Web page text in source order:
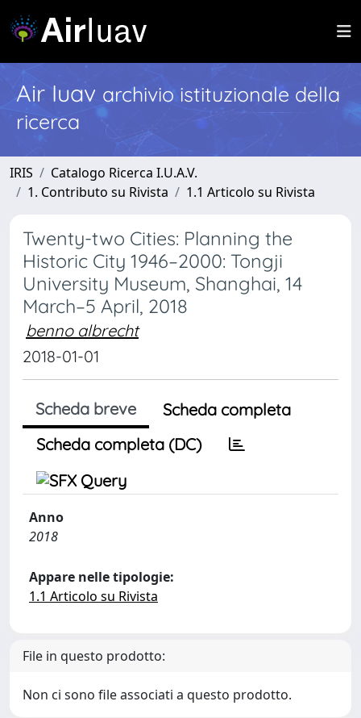
Air Iuav archivio istituzionale della
ricerca
IRIS
Catalogo Ricerca I.U.A.V.
1. Contributo su Rivista
1.1 Articolo su Rivista
Twenty-two Cities: Planning the
Historic City 1946–2000: Tongji
University Museum, Shanghai, 14
March–5 April, 2018
benno albrecht
2018-01-01
Scheda breve
Scheda completa
Scheda completa (DC)
Anno
2018
Appare nelle tipologie:
1.1 Articolo su Rivista
File in questo prodotto:
Non ci sono file associati a questo prodotto.